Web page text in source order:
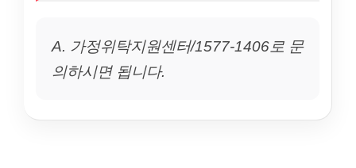
A. 가정위탁지원센터/1577-1406로 문
의하시면 됩니다.